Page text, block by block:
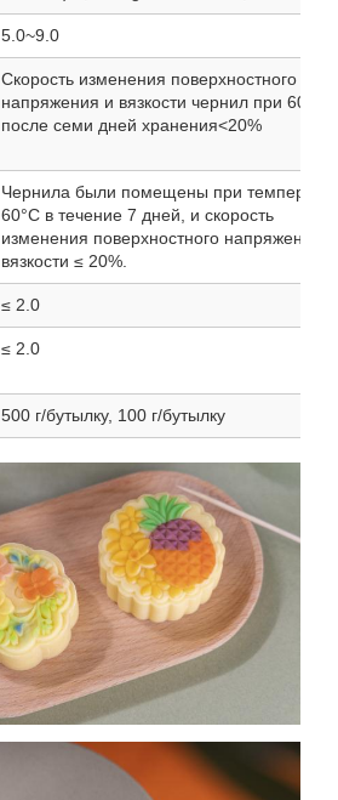
5.0~9.0
Скорость изменения поверхностного
напряжения и вязкости чернил при 60°C
после семи дней хранения<20%
Чернила были помещены при
60°C в течение 7 дней, и скорость
изменения поверхностного напряжения и
вязкости ≤ 20%.
≤ 2.0
≤ 2.0
500 г/бутылку, 100 г/бутылку